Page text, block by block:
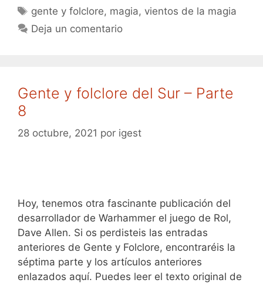
Etiquetas
gente y folclore, magia, vientos de la magia
Deja un comentario
Gente y folclore del Sur – Parte
8
28 octubre, 2021 por igest
Hoy, tenemos otra fascinante publicación del
desarrollador de Warhammer el juego de Rol,
Dave Allen. Si os perdisteis las entradas
anteriores de Gente y Folclore, encontraréis la
séptima parte y los artículos anteriores
enlazados aquí. Puedes leer el texto original de